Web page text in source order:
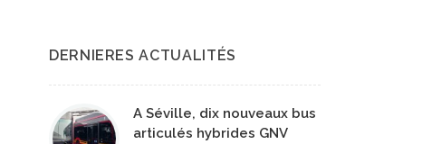
DERNIERES ACTUALITÉS
A Séville, dix nouveaux bus
articulés hybrides GNV